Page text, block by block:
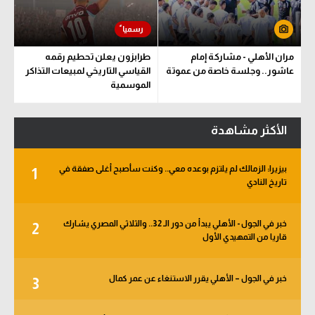
مران الأهلي - مشاركة إمام
عاشور.. وجلسة خاصة من عموتة
طرابزون يعلن تحطيم رقمه
القياسي التاريخي لمبيعات التذاكر
الموسمية
الأكثر مشاهدة
1
بيزيرا: الزمالك لم يلتزم بوعده معي.. وكنت سأصبح أغلى صفقة في
تاريخ النادي
2
خبر في الجول - الأهلي يبدأ من دور الـ 32.. والثلاثي المصري يشارك
قاريا من التمهيدي الأول
3 خبر في الجول – الأهلي يقرر الاستنغاء عن عمر كمال